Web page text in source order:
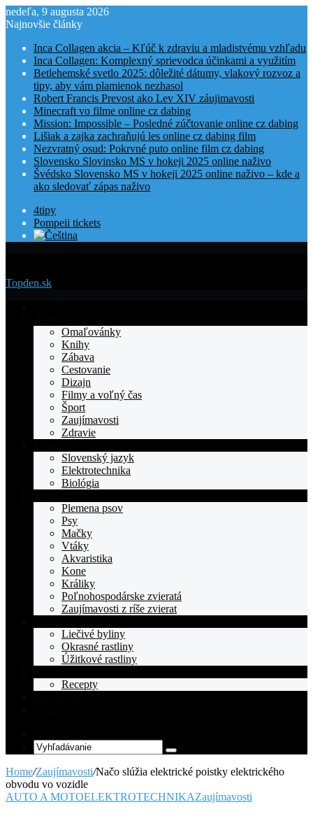
nedeľa, 9 augusta 2026
Najnovšie články
Inca Collagen akcia – Kľúč k zdraviu a mladistvému vzhľadu
Inca Collagen: Komplexný sprievodca účinkami a využitím
Betlehemské svetlo 2025: dôležité dátumy, vlakový rozvoz a
tipy, aby vám plamienok nezhasol
Robert Francis Prevost ako Lev XIV záujimavosti
Minecraft vo filme online cz dabing
Mission: Impossible – Posledné zúčtovanie online cz dabing
Lišiak a zajka zachraňujú les online cz dabing film
Nezvratný osud: Pokrvné puto online film cz dabing
Slovensko Slovinsko MS v hokeji 2025 online naživo
Švédsko Slovensko MS v hokeji 2025 online naživo – kde a
ako sledovať zápas naživo
4tipy
Pompeii tickets
Topden.sk
TOPden.skOmaľovánky
Knihy
Zábava
Cestovanie
Dizajn
Filmy a voľný čas
Šport
Zaujímavosti
Zdravie
Slovenský jazyk
Elektrotechnika
Biológia
Plemena psov
Psy
Mačky
Vtáky
Akvaristika
Kone
Králiky
Poľnohospodárske zvieratá
Zaujímavosti z ríše zvierat
Liečivé byliny
Okrasné rastliny
Úžitkové rastliny
Recepty
Article
Vyhľadávanie
Home/Zaujímavosti/Načo slúžia elektrické poistky elektrického
obvodu vo vozidle
AUTO A MOTOELEKTROTECHNIKAZaujímavosti